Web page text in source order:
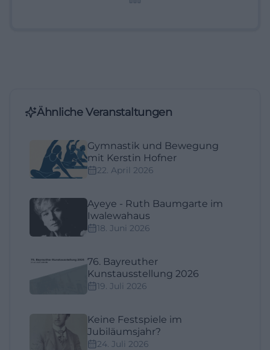
Ähnliche Veranstaltungen
Gymnastik und Bewegung
mit Kerstin Hofner
22. April 2026
Ayeye - Ruth Baumgarte im
Iwalewahaus
18. Juni 2026
76. Bayreuther
Kunstausstellung 2026
19. Juli 2026
Keine Festspiele im
Jubiläumsjahr?
24. Juli 2026